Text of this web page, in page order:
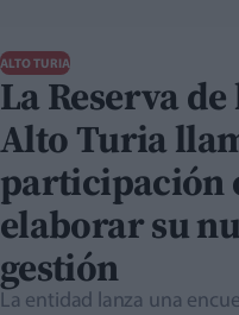
ALTO TURIA
La Reserva
Alto Turia
participación
elaborar su
gestión
La entidad lanza una